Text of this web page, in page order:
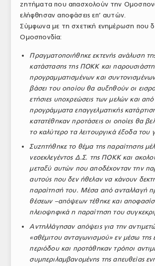
ΕΥΡΩΠΑΪΚΗ ΝΟΜΟΘΕΣΙΑ
ΤΟ ΠΕΡΙΟΔΙΚΟ
ΑΡΧΕΙΟ ΤΕΥΧΩΝ
ΣΥΝΕΔΡΙΟ ΚΡΕΑΤΟΣ
ζητήματα που απασχολούν την
ελήφθησαν αποφάσεις επ’ αυτών.
Σύμφωνα με τη σχετική ενημέρωση που
Ομοσπονδία:
Πραγματοποιήθηκε εκτενής ανάλυση
κατάστασης της ΠΟΚΚ και
προγραμματισμένων και
βάσει του οποίου θα αυξηθούν οι
ετήσιες υποχρεώσεις των μελών και
προγράμματα επαγγελματικής
κατατέθηκαν προτάσεις οι οποίες θα
το καλύτερο τα λειτουργικά έξοδα του
Συζητήθηκε το θέμα της παραίτησης
νεοεκλεγέντος Δ.Σ. της ΠΟΚΚ και
μεταξύ αυτών που αποδέχονταν την
αυτούς που δεν ήθελαν να κάνουν
παραίτησή του. Μέσα από ανταλλαγή
θέσεων –απόψεων τέθηκε και
πλειοψηφικά η παραίτηση του
Αντηλλάγησαν απόψεις για την
«αθέμιτου ανταγωνισμού» εν μέσω της
περιόδου και προτάθηκαν τρόποι
συμπεριλαμβανομένης της απευθείας